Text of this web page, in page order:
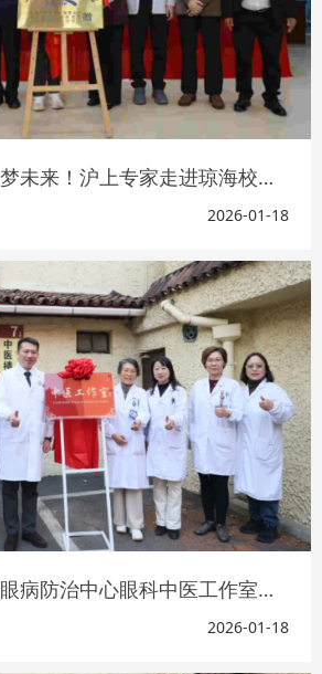
话匣子：护眼助梦未来！沪上专家走进琼海校园，为孩子点亮“光明旅程”
2026-01-18
东方网：上海市眼病防治中心眼科中医工作室成立
2026-01-18